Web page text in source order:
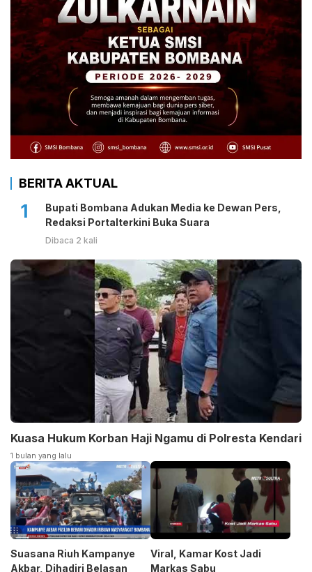
BERITA AKTUAL
1
Bupati Bombana Adukan Media ke Dewan Pers,
Redaksi Portalterkini Buka Suara
Dibaca 2 kali
Kuasa Hukum Korban Haji Ngamu di Polresta Kendari
1 bulan yang lalu
Suasana Riuh Kampanye
Akbar, Dihadiri Belasan
Viral, Kamar Kost Jadi
Markas Sabu